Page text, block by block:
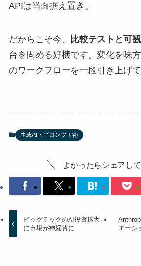
APIは当面据え置き。
だからこそ今、 比較テストと可
台を固める好機です。変化を味
のワークフローを一段引き上げて
生成AI・プロンプト術
よかったらシェアして
ビッグテックのAI投資拡大
に市場が神経質に
エーシ